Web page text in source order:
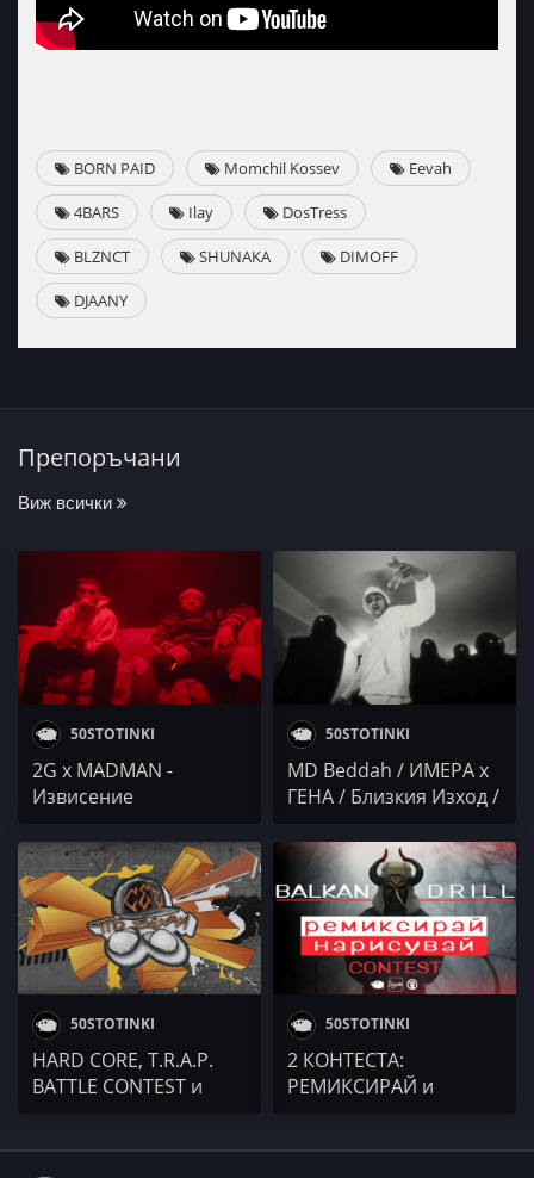
BORN PAID Momchil Kossev Eevah
4BARS Ilay DosTress
BLZNCT SHUNAKA DIMOFF
DJAANY
Препоръчани
Виж всички
50STOTINKI
2G x MADMAN -
Извисение
50STOTINKI
MD Beddah / ИМЕРА x
ГЕНА / Близкия Изход /
STORMYWAVVES / NV
50STOTINKI
HARD CORE, T.R.A.P.
BATTLE CONTEST и
50STOTINKI
2 КОНТЕСТА:
РЕМИКСИРАЙ и